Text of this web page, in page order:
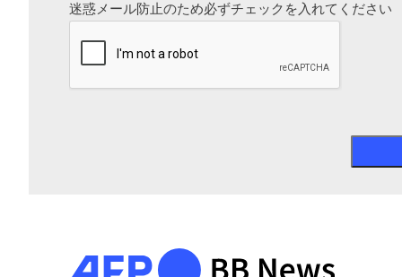
迷惑メール防止のため必ずチェックを入れてください